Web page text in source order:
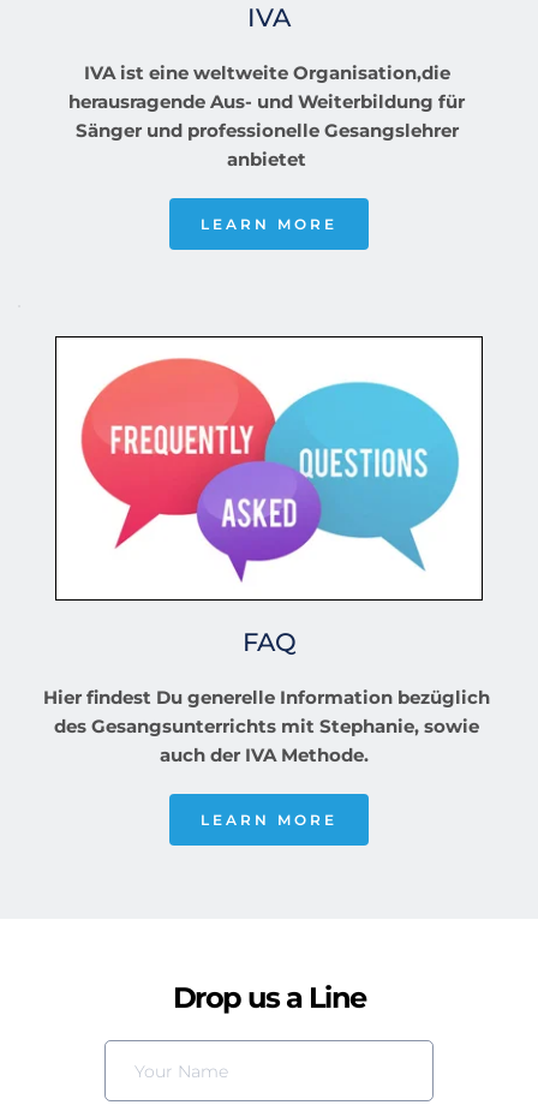
IVA
IVA ist eine weltweite Organisation,die
herausragende Aus- und Weiterbildung für
Sänger und professionelle Gesangslehrer
anbietet
LEARN MORE
FAQ
Hier findest Du generelle Information bezüglich
des Gesangsunterrichts mit Stephanie, sowie
auch der IVA Methode.
LEARN MORE
Drop us a Line